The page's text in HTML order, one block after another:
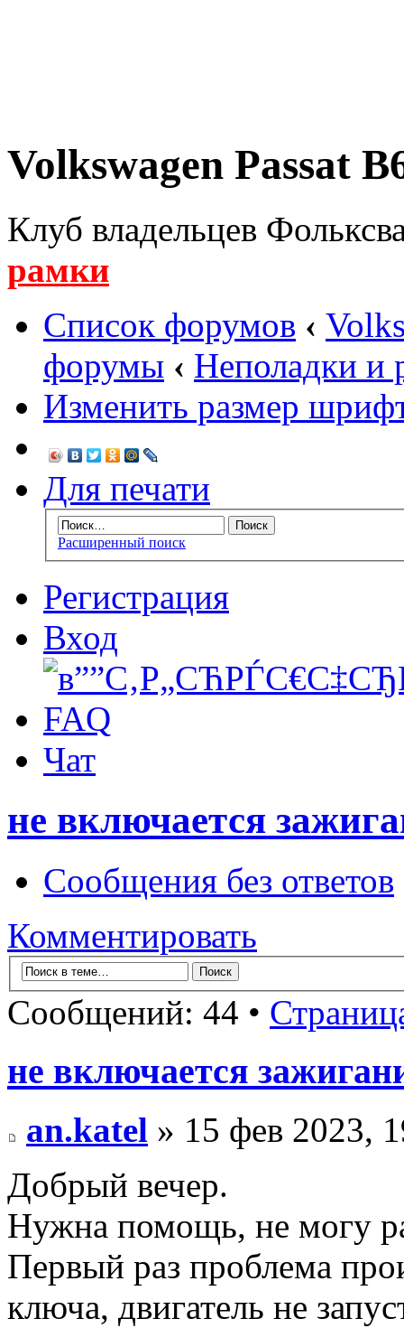
Volkswagen Passat
Клуб владельцев
рамки
Список форумов ‹
форумы ‹ Неполадки и
Изменить размер
Для печати
Расширенный поиск
Регистрация
Вход
FAQ
Чат
не включается
Сообщения без ответов
Комментировать
Сообщений: 44 •
не включается
an.katel » 15 фев 2023,
Добрый вечер.
Нужна помощь, не могу
Первый раз проблема
ключа, двигатель не